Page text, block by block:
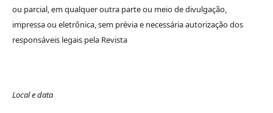
ou parcial, em qualquer outra parte ou meio de divulgação,
impressa ou eletrônica, sem prévia e necessária autorização dos
responsáveis legais pela Revista
Local e data